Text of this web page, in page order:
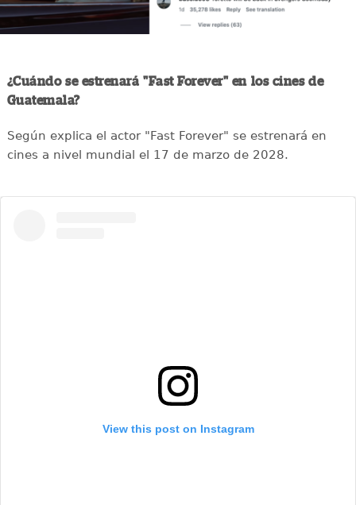
¿Cuándo se estrenará "Fast Forever" en los cines de
Guatemala?
Según explica el actor "Fast Forever" se estrenará en
cines a nivel mundial el 17 de marzo de 2028.
View this post on Instagram